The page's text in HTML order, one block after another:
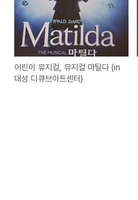
어린이 뮤지컬, 뮤지컬 마틸다 (in
대성 디큐브아트센터)